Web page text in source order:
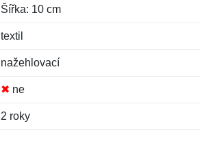
Šířka: 10 cm
textil
nažehlovací
✖ ne
2 roky